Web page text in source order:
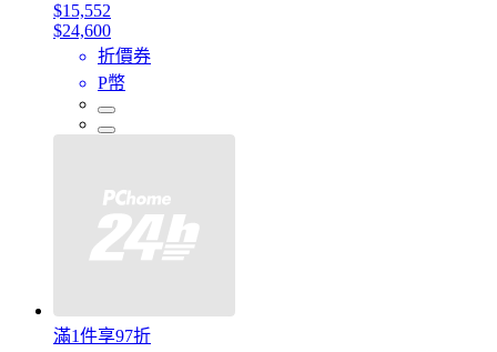
$15,552
$24,600
折價券
P幣
滿1件享97折